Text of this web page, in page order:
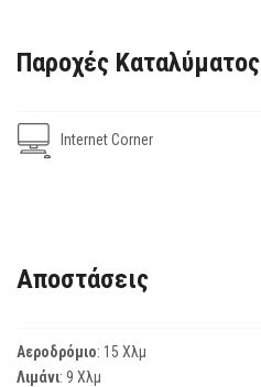
Παροχές Καταλύματος
Internet Corner
Αποστάσεις
Αεροδρόμιο: 15 Χλμ
Λιμάνι: 9 Χλμ